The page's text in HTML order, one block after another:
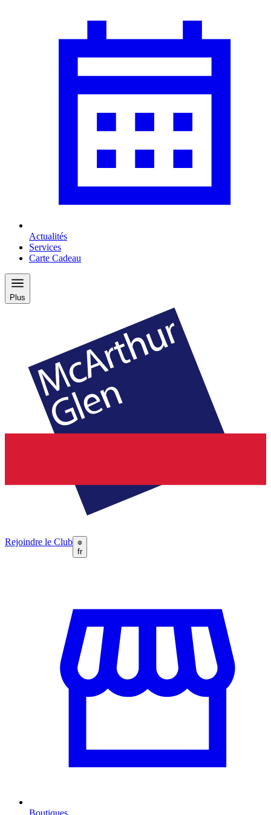
Actualités
Services
Carte Cadeau
Plus
Rejoindre le Club
fr